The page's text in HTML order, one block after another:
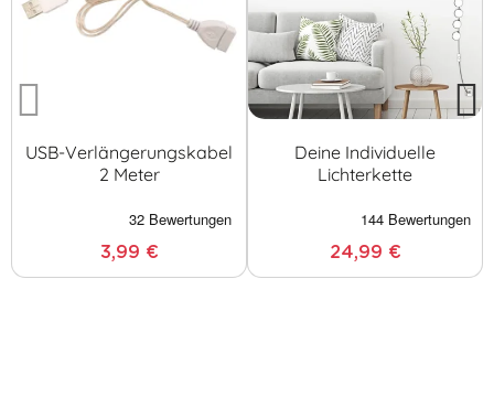
USB-Verlängerungskabel
2 Meter
3,99 €
Deine Individuelle
Lichterkette
24,99 €